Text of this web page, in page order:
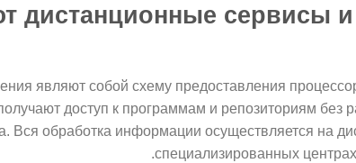
дистанционные сервисы
являют собой схему предоставления
доступ к программам и репозиториям без
Вся обработка информации осуществляется на
специализированных